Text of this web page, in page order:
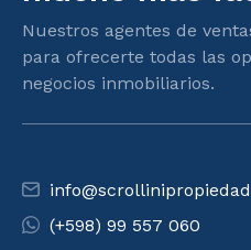
Nuestros agentes de
para ofrecerte todas las
negocios inmobiliarios.
(+598) 99 557 060